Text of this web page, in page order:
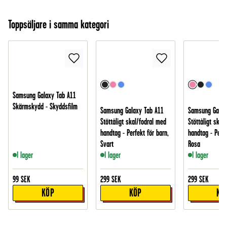
Toppsäljare i samma kategori
Samsung Galaxy Tab A11
Skärmskydd - Skyddsfilm
I lager
99 SEK
KÖP
Samsung Galaxy Tab A11
Stöttåligt skal/fodral med
handtag - Perfekt för barn,
Svart
I lager
299 SEK
KÖP
Samsung
Stöttåligt
handtag -
Rosa
I lager
299 SEK